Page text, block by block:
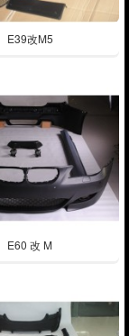
E39改M5
E60 改 M